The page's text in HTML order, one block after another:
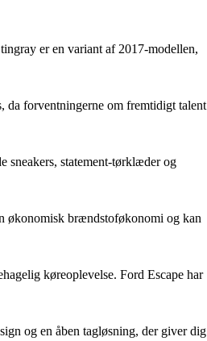
er en variant af 2017-modellen,
da forventningerne om fremtidigt talent
sneakers, statement-tørklæder og
økonomisk brændstoføkonomi og kan
køreoplevelse. Ford Escape har
og en åben tagløsning, der giver dig